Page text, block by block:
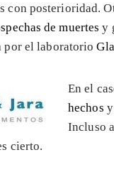
posterioridad.
de muertes y
por el laboratorio
En el
hechos
Incluso
cierto.